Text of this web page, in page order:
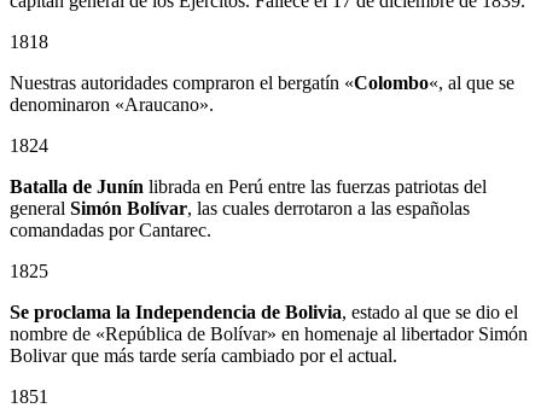
1818
Nuestras autoridades compraron el bergatín «Colombo«, al que se
denominaron «Araucano».
1824
Batalla de Junín librada en Perú entre las fuerzas patriotas del
general Simón Bolívar, las cuales derrotaron a las españolas
comandadas por Cantarec.
1825
Se proclama la Independencia de Bolivia, estado al que se dio el
nombre de «República de Bolívar» en homenaje al libertador Simón
Bolivar que más tarde sería cambiado por el actual.
1851